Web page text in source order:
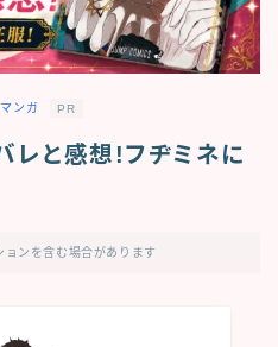
マンガ PR
レと感想!フヂミネに
ョンを含む場合があります